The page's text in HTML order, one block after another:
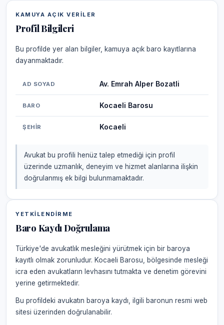
KAMUYA AÇIK VERILER
Profil Bilgileri
Bu profilde yer alan bilgiler, kamuya açık baro kayıtlarına
dayanmaktadır.
AD SOYAD Av. Emrah Alper Bozatli
BARO Kocaeli Barosu
ŞEHIR Kocaeli
Avukat bu profili henüz talep etmediği için profil
üzerinde uzmanlık, deneyim ve hizmet alanlarına ilişkin
doğrulanmış ek bilgi bulunmamaktadır.
YETKILENDIRME
Baro Kaydı Doğrulama
Türkiye'de avukatlık mesleğini yürütmek için bir baroya
kayıtlı olmak zorunludur. Kocaeli Barosu, bölgesinde mesleği
icra eden avukatların levhasını tutmakta ve denetim görevini
yerine getirmektedir.
Bu profildeki avukatın baroya kaydı, ilgili baronun resmi web
sitesi üzerinden doğrulanabilir.